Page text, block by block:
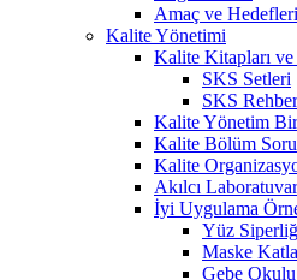
Amaç ve
Kalite Yönetimi
Kalite Kitapları
SKS Setleri
SKS
Kalite Yönetim
Kalite Bölüm
Kalite
Akılcı
İyi Uygulama
Yüz
Maske
Gebe Okulu